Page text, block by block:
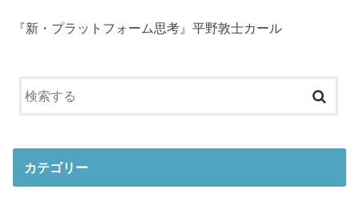
『新・プラットフォーム思考』平野敦士カール
カテゴリー